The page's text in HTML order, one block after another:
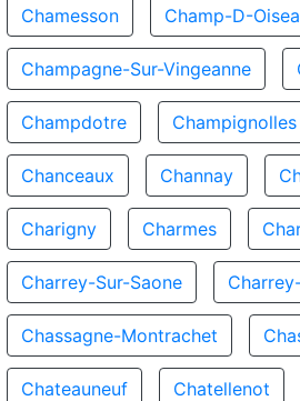
Chamesson Champ-D-
Champagne-Sur-Vingeanne
Champdotre Champignolles
Chanceaux Channay
Charigny Charmes
Charrey-Sur-Saone
Chassagne-Montrachet
Chateauneuf Chatellenot